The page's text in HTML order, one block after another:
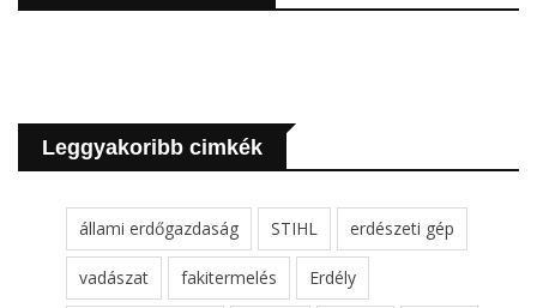
Leggyakoribb cimkék
állami erdőgazdaság STIHL erdészeti gép
vadászat fakitermelés Erdély